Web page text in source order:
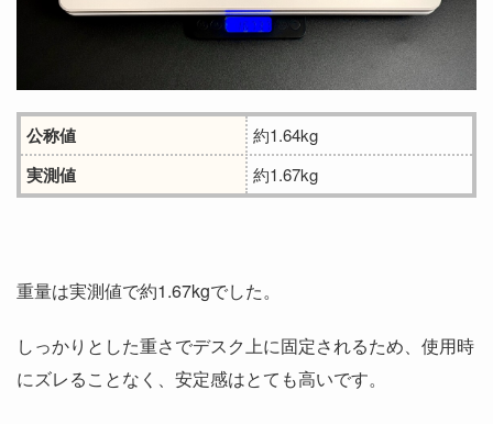
公称値 約1.64kg
実測値 約1.67kg
重量は実測値で約1.67kgでした。
しっかりとした重さでデスク上に固定されるため、使用時
にズレることなく、安定感はとても高いです。